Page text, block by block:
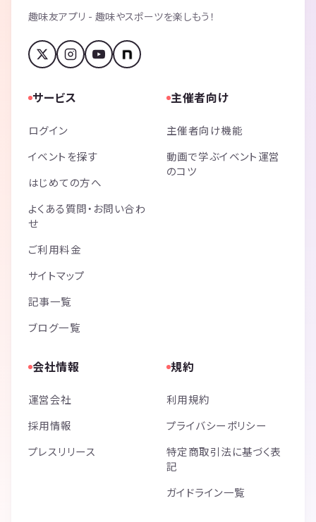
趣味友アプリ - 趣味やスポーツを楽しもう！
サービス
ログイン
イベントを探す
はじめての方へ
よくある質問・お問い合わ
せ
ご利用料金
サイトマップ
記事一覧
ブログ一覧
主催者向け
主催者向け機能
動画で学ぶイベント運営
のコツ
会社情報
運営会社
採用情報
プレスリリース
規約
利用規約
プライバシーポリシー
特定商取引法に基づく表
記
ガイドライン一覧